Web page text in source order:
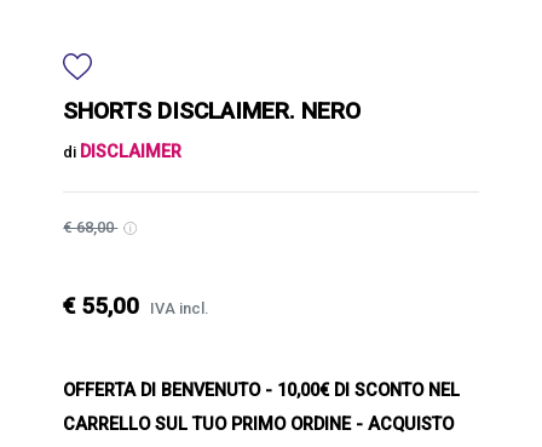
SHORTS DISCLAIMER. NERO
di DISCLAIMER
€ 68,00
€ 55,00 IVA incl.
OFFERTA DI BENVENUTO- 10,00€ DI SCONTO NEL
CARRELLO SUL TUO PRIMO ORDINE - ACQUISTO